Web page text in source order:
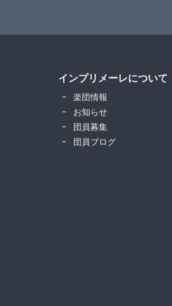
インプリメーレについて
楽団情報
お知らせ
団員募集
団員ブログ